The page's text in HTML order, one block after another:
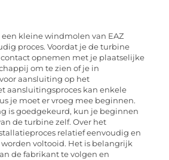
kleine windmolen van EAZ
proces. Voordat je de turbine
opnemen met je plaatselijke
om te zien of je in
aansluiting op het
aansluitingsproces kan enkele
je moet er vroeg mee beginnen.
is goedgekeurd, kun je beginnen
de turbine zelf. Over het
relatief eenvoudig en
voltooid. Het is belangrijk
de fabrikant te volgen en